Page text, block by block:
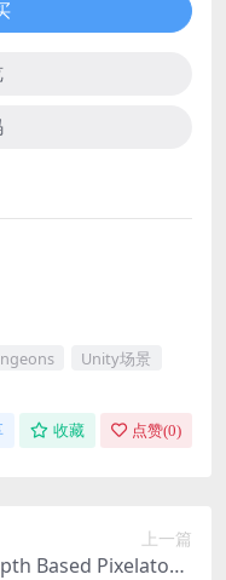
Unity场景
收藏 点赞(0)
上一篇
Based Pixelator –